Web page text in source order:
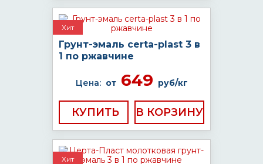
Хит
Грунт-эмаль certa-plast 3 в
1 по ржавчине
Цена: от649 руб/кг
КУПИТЬ
Хит